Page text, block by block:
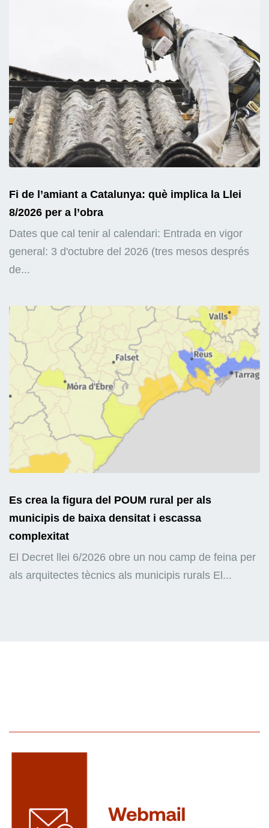
Fi de l’amiant a Catalunya: què implica la Llei
8/2026 per a l’obra
Dates que cal tenir al calendari: Entrada en vigor
general: 3 d'octubre del 2026 (tres mesos després
de...
Es crea la figura del POUM rural per als
municipis de baixa densitat i escassa
complexitat
El Decret llei 6/2026 obre un nou camp de feina per
als arquitectes tècnics als municipis rurals El...